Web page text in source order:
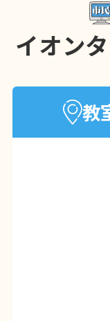
☑就職・転
基礎から丁
はじめてで
(*^^*)
イオン
教